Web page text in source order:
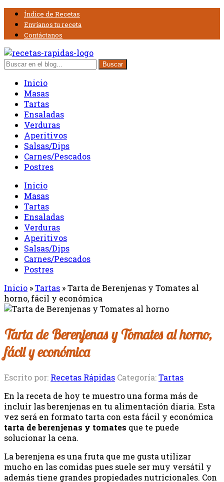
Índice de Recetas
Envíanos tu receta
Contáctanos
Inicio
Masas
Tartas
Ensaladas
Verduras
Aperitivos
Salsas/Dips
Carnes/Pescados
Postres
Inicio
Masas
Tartas
Ensaladas
Verduras
Aperitivos
Salsas/Dips
Carnes/Pescados
Postres
Inicio »Tartas »Tarta de Berenjenas y Tomates al
horno, fácil y económica
Tarta de Berenjenas y Tomates al horno,
fácil y económica
Escrito por: Recetas Rápidas Categoría:Tartas
En la receta de hoy te muestro una forma más de
incluir las berenjenas en tu alimentación diaria. Esta
vez será en formato tarta con esta fácil y económica
tarta de berenjenas y tomates que te puede
solucionar la cena.
La berenjena es una fruta que me gusta utilizar
mucho en las comidas pues suele ser muy versátil y
además tiene grandes propiedades nutricionales. Con